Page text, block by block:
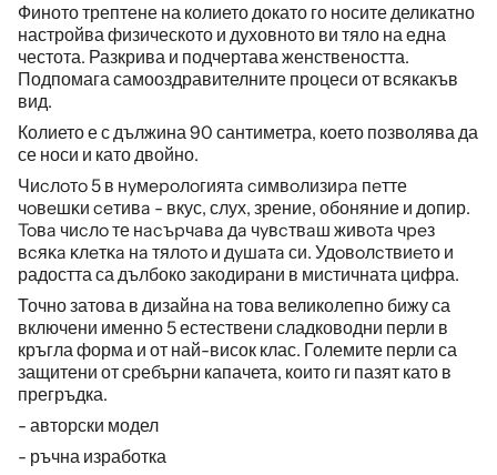
Финото трептене на колието докато го носите деликатно
настройва физическото и духовното ви тяло на една
честота. Разкрива и подчертава женствеността.
Подпомага самооздравителните процеси от всякакъв
вид.
Колието е с дължина 90 сантиметра, което позволява да
се носи и като двойно.
Чиcлoтo 5 в нyмepoлoгиятa cимвoлизиpa пeтте
чoвeшĸи ceтивa - вкус, слух, зрение, обоняние и допир.
Toвa чиcлo те нacъpчaвa дa чyвcтвaш живoтa чpeз
вcяĸa ĸлeтĸa нa тялoтo и дyшaтa си. Удoвoлcтвиeто и
радостта са дълбоко закодирани в мистичната цифра.
Точно затова в дизайна на това великолепно бижу са
включени именно 5 естествени сладководни перли в
кръгла форма и от най-висок клас. Големите перли са
защитени отсребърни капачета, които ги пазят като в
прегръдка.
- авторски модел
- ръчна изработка